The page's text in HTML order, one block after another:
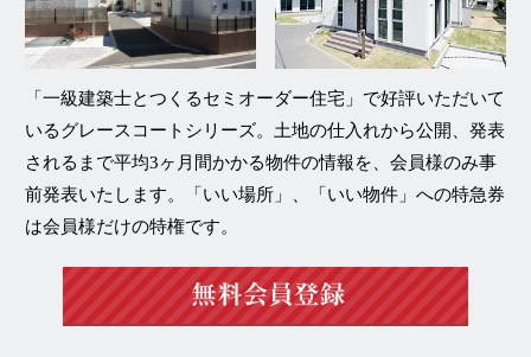
「一級建築士とつくるセミオーダー住宅」 で好評いただいて
いるグレースコートシリーズ。土地の仕入れから公開、発表
されるまで平均3ヶ月間かかる物件の情報を、 会員様のみ事
前発表いたします。「いい場所」、「いい物件」への特急券
は会員様だけの特権です。